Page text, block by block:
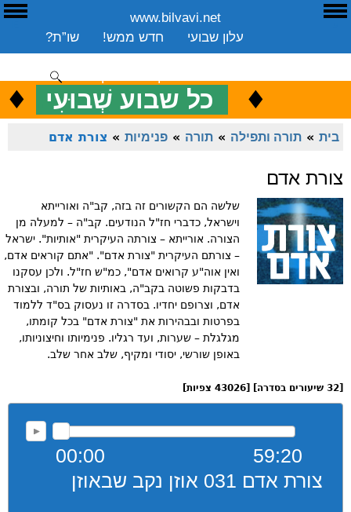
www.bilvavi.net
שו”ת?
חדש ממש!
עלון שבועי
שיעורים שבועי
ספרים
ארכיון
סקירה כללית
ENGLISH ♦ כל שבוע שְׁבוּעִי ♦
בית » תורה ותפילה » תורה » פנימיות » צורת אדם
צורת אדם
שלשה הם הקשורים זה בזה, קב"ה ואורייתא
וישראל, כדברי חז"ל הנודעים. קב"ה – למעלה מן
הצורה. אורייתא – צורתה העיקרית "אותיות". ישראל
– צורתם העיקרית "צורת אדם". "אתם קוראים אדם,
ואין אוה"ע קרואים אדם", כמ"ש חז"ל. ולכן עסקנו
בדבקות פשוטה בקב"ה, באותיות של תורה, ובצורת
אדם, וצרופם יחדיו. בסדרה זו נעסוק בס"ד ללמוד
בפרטות ובבהירות את "צורת אדם" בכל קומתו,
מגלגלת – שערות, ועד רגליו. פנימיותו וחיצוניותו,
באופן שורשי, יסודי ומקיף, שלב אחר שלב.
00:00
59:20
צורת אדם 031 אוזן נקב שבאוזן